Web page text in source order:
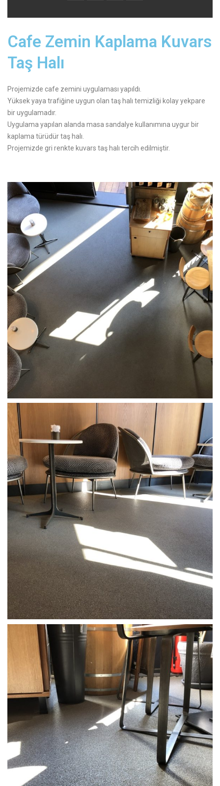
Cafe Zemin Kaplama Kuvars
Taş Halı
Projemizde cafe zemini uygulaması yapıldı.
Yüksek yaya trafiğine uygun olan taş halı temizliği kolay yekpare
bir uygulamadır.
Uygulama yapılan alanda masa sandalye kullanımına uygur bir
kaplama türüdür taş halı.
Projemizde gri renkte kuvars taş halı tercih edilmiştir.